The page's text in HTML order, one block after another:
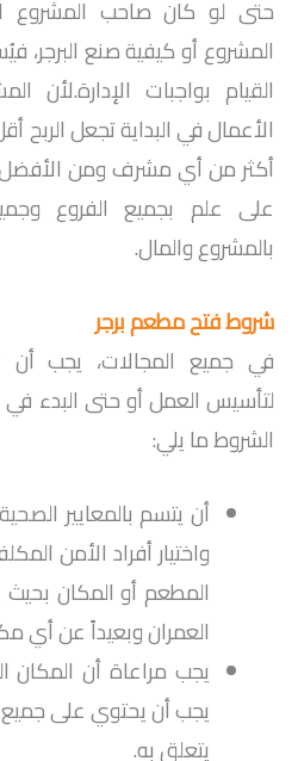
حتى لو كان صاحب المشروع
المشروع أو كيفية صنع البرجر،
القيام بواجبات الإدارة.لأن
الأعمال في البداية تجعل
أكثر من أي مشرف ومن
على علم بجميع الفروع
بالمشروع والمال.
شروط فتح مطعم برجر
في جميع المجالات، يجب أن
لتأسيس العمل أو حتى البدء
الشروط ما يلي:
أن يتسم بالمعايير
واختيار أفراد الأمن
المطعم أو المكان
العمران وبعيداً عن أي
يجب مراعاة أن المكان
يجب أن يحتوي على جميع
يتعلق به.